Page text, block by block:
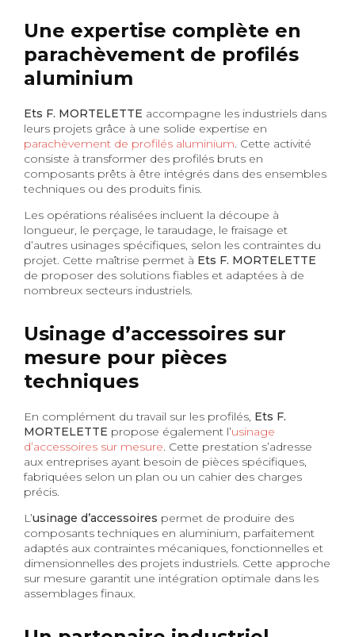
Une expertise complète en
parachèvement de profilés
aluminium
Ets F. MORTELETTE accompagne les industriels dans
leurs projets grâce à une solide expertise en
parachèvement de profilés aluminium. Cette activité
consiste à transformer des profilés bruts en
composants prêts à être intégrés dans des ensembles
techniques ou des produits finis.
Les opérations réalisées incluent la découpe à
longueur, le perçage, le taraudage, le fraisage et
d’autres usinages spécifiques, selon les contraintes du
projet. Cette maîtrise permet à Ets F. MORTELETTE
de proposer des solutions fiables et adaptées à de
nombreux secteurs industriels.
Usinage d’accessoires sur
mesure pour pièces
techniques
En complément du travail sur les profilés, Ets F.
MORTELETTE propose également l’usinage
d’accessoires sur mesure. Cette prestation s’adresse
aux entreprises ayant besoin de pièces spécifiques,
fabriquées selon un plan ou un cahier des charges
précis.
L’usinage d’accessoires permet de produire des
composants techniques en aluminium, parfaitement
adaptés aux contraintes mécaniques, fonctionnelles et
dimensionnelles des projets industriels. Cette approche
sur mesure garantit une intégration optimale dans les
assemblages finaux.